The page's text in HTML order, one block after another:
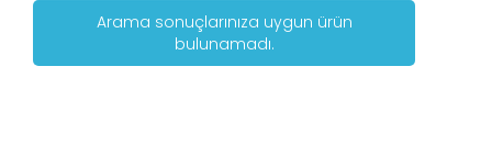
Arama sonuçlarınıza uygun ürün
bulunamadı.